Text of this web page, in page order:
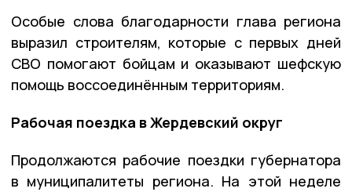
Особые слова благодарности глава региона
выразил строителям, которые с первых дней
СВО помогают бойцам и оказывают шефскую
помощь воссоединённым территориям.
Рабочая поездка в Жердевский округ
Продолжаются рабочие поездки губернатора
в муниципалитеты региона. На этой неделе